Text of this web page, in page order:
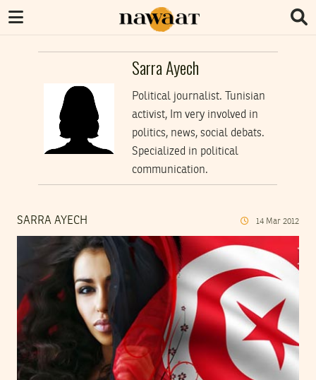
Sarra Ayech
Political journalist. Tunisian
activist, Im very involved in
politics, news, social debats.
Specialized in political
communication.
SARRA AYECH 14 Mar 2012